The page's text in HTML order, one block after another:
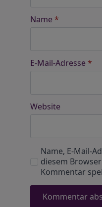
Name *
E-Mail-Adresse *
Website
Name, E-Mail-
diesem
Kommentar